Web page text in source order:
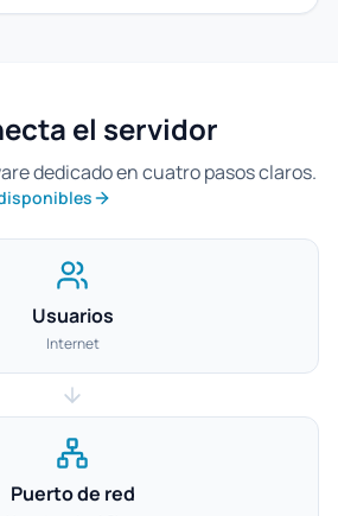
el servidor
dedicado en cuatro pasos claros.
Usuarios
Internet
Puerto de red